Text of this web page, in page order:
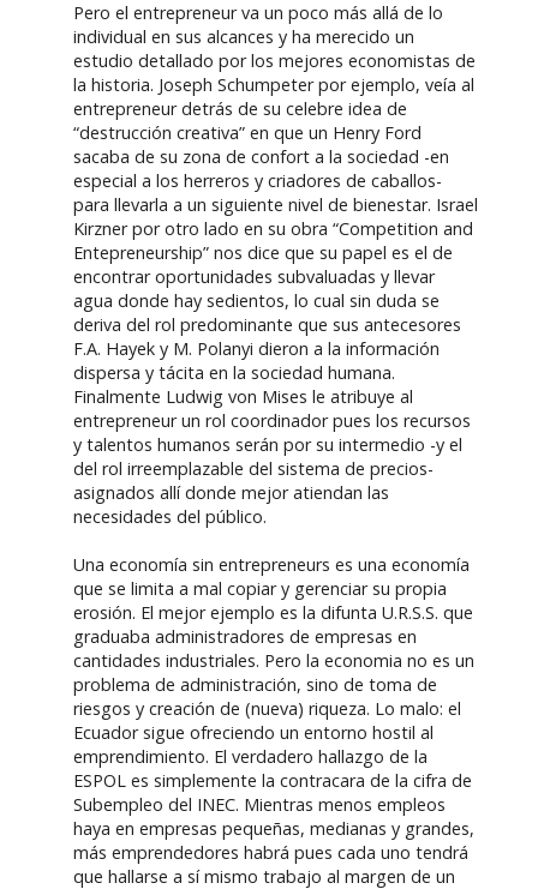
Pero el entrepreneur va un poco más allá de lo
individual en sus alcances y ha merecido un
estudio detallado por los mejores economistas de
la historia. Joseph Schumpeter por ejemplo, veía al
entrepreneur detrás de su celebre idea de
“destrucción creativa” en que un Henry Ford
sacaba de su zona de confort a la sociedad -en
especial a los herreros y criadores de caballos-
para llevarla a un siguiente nivel de bienestar. Israel
Kirzner por otro lado en su obra “Competition and
Entepreneurship” nos dice que su papel es el de
encontrar oportunidades subvaluadas y llevar
agua donde hay sedientos, lo cual sin duda se
deriva del rol predominante que sus antecesores
F.A. Hayek y M. Polanyi dieron a la información
dispersa y tácita en la sociedad humana.
Finalmente Ludwig von Mises le atribuye al
entrepreneur un rol coordinador pues los recursos
y talentos humanos serán por su intermedio -y el
del rol irreemplazable del sistema de precios-
asignados allí donde mejor atiendan las
necesidades del público.
Una economía sin entrepreneurs es una economía
que se limita a mal copiar y gerenciar su propia
erosión. El mejor ejemplo es la difunta U.R.S.S. que
graduaba administradores de empresas en
cantidades industriales. Pero la economia no es un
problema de administración, sino de toma de
riesgos y creación de (nueva) riqueza. Lo malo: el
Ecuador sigue ofreciendo un entorno hostil al
emprendimiento. El verdadero hallazgo de la
ESPOL es simplemente la contracara de la cifra de
Subempleo del INEC. Mientras menos empleos
haya en empresas pequeñas, medianas y grandes,
más emprendedores habrá pues cada uno tendrá
que hallarse a sí mismo trabajo al margen de un